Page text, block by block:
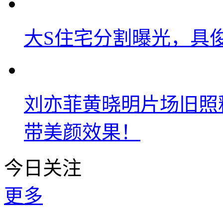
大S住宅分割曝光，具
刘亦菲黄晓明片场旧
带美颜效果！
今日关注
更多